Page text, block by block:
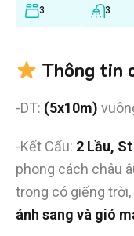
3
3
Thông tin
-DT: (5x10m)
-Kết Cấu: 2 Lầu,
phong cách châu
trong có giếng trời,
ánh sang và gió